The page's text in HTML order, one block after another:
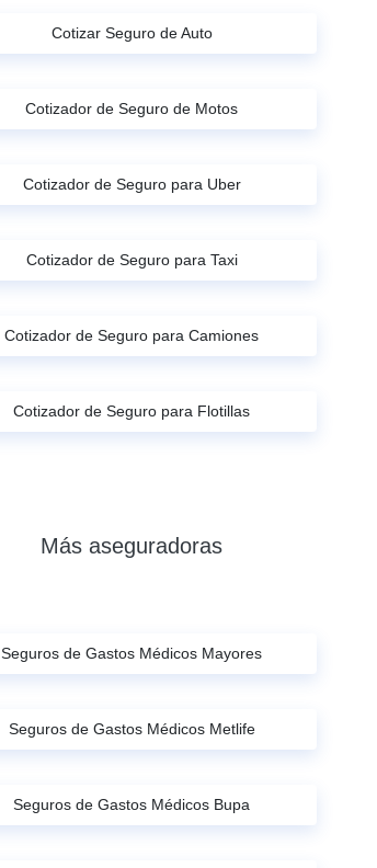
Cotizar Seguro de Auto
Cotizador de Seguro de Motos
Cotizador de Seguro para Uber
Cotizador de Seguro para Taxi
Cotizador de Seguro para Camiones
Cotizador de Seguro para Flotillas
Más aseguradoras
Seguros de Gastos Médicos Mayores
Seguros de Gastos Médicos Metlife
Seguros de Gastos Médicos Bupa